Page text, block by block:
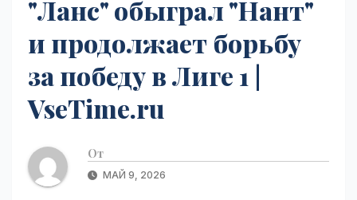
"Ланс" обыграл "Нант"
и продолжает борьбу
за победу в Лиге 1 |
VseTime.ru
От
МАЙ 9, 2026